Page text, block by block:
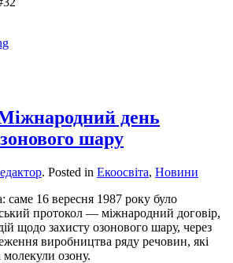
день
шару
. Posted in Екоосвіта, Новини
саме 16 вересня 1987 року було
протокол — міжнародний договір,
щодо захисту озонового шару, через
виробництва ряду речовин, які
озону.